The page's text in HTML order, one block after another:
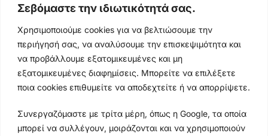
Σεβόμαστε την ιδιωτικότητά σας.
Χρησιμοποιούμε cookies για να βελτιώσουμε την
περιήγησή σας, να αναλύσουμε την επισκεψιμότητα και
να προβάλλουμε εξατομικευμένες και μη
εξατομικευμένες διαφημίσεις. Μπορείτε να επιλέξετε
ποια cookies επιθυμείτε να αποδεχτείτε ή να απορρίψετε.
Συνεργαζόμαστε με τρίτα μέρη, όπως η Google, τα οποία
μπορεί να συλλέγουν, μοιράζονται και να χρησιμοποιούν
Ωράρια & Διευθύνσεις →
210 4929089
Κεντρικό τηλέφωνο
info@thikishop.gr
Δευ - Σάβ: 10:00 - 21:00